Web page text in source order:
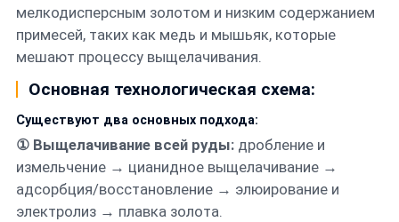
мелкодисперсным золотом и низким содержанием
примесей, таких как медь и мышьяк, которые
мешают процессу выщелачивания.
Основная технологическая схема:
Существуют два основных подхода:
① Выщелачивание всей руды: дробление и
измельчение → цианидное выщелачивание →
адсорбция/восстановление → элюирование и
электролиз → плавка золота.